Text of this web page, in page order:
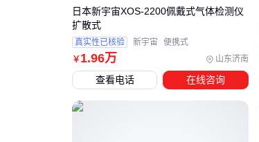
￥ 1.96万 山东济南
日本新宇宙XOS-2200佩戴式气体检测仪
扩散式
真实性已核验 新宇宙 便携式
查看电话 在线咨询